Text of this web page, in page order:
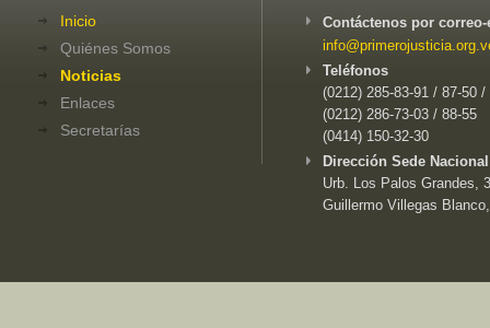
Inicio
Quiénes Somos
Noticias
Enlaces
Secretarías
Contáctenos por
Teléfonos
(0212) 285-83-91 / 87-50 /
(0212) 286-73-03 / 88-55
(0414) 150-32-30
Dirección Sede
Urb. Los Palos Grandes,
Guillermo Villegas